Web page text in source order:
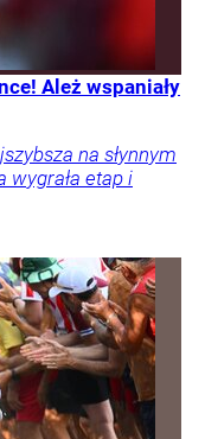
Ależ wspaniały
na słynnym
wygrała etap i